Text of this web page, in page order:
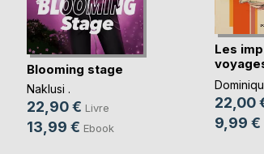
Blooming stage
Naklusi .
22,90 € Livre
13,99 € Ebook
Les
22,00
9,99 €